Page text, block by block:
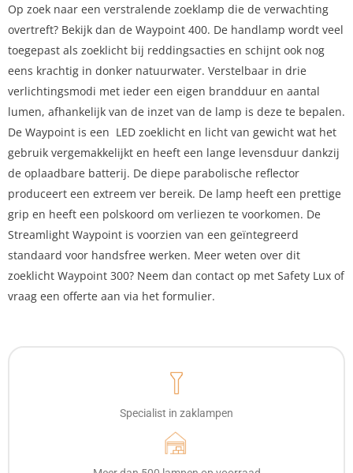
Op zoek naar een verstralende zoeklamp die de verwachting
overtreft? Bekijk dan de Waypoint 400. De handlamp wordt veel
toegepast als zoeklicht bij reddingsacties en schijnt ook nog
eens krachtig in donker natuurwater. Verstelbaar in drie
verlichtingsmodi met ieder een eigen brandduur en aantal
lumen, afhankelijk van de inzet van de lamp is deze te bepalen.
De Waypoint is een LED zoeklicht en licht van gewicht wat het
gebruik vergemakkelijkt en heeft een lange levensduur dankzij
de oplaadbare batterij. De diepe parabolische reflector
produceert een extreem ver bereik. De lamp heeft een prettige
grip en heeft een polskoord om verliezen te voorkomen. De
Streamlight Waypoint is voorzien van een geïntegreerd
standaard voor handsfree werken. Meer weten over dit
zoeklicht Waypoint 300? Neem dan contact op met Safety Lux of
vraag een offerte aan via het formulier.
Specialist in zaklampen